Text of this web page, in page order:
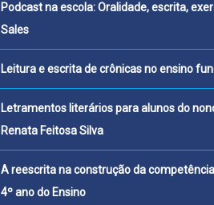
Podcast na
Sales
Leitura e escrita de
Letramentos literários para alunos do
Renata Feitosa Silva
A reescrita na construção da
4º ano